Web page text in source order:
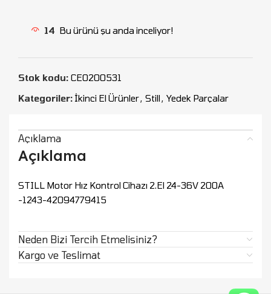
14 Bu ürünü şu anda inceliyor!
Stok kodu: CEO200531
Kategoriler: İkinci El Ürünler, Still, Yedek Parçalar
Açıklama
Açıklama
STILL Motor Hız Kontrol Cihazı 2.El 24-36V 200A
-1243-42094779415
Neden Bizi Tercih Etmelisiniz?
Kargo ve Teslimat